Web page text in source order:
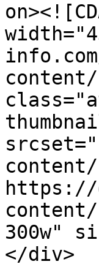
content/
https://
content/
300w"
</div>